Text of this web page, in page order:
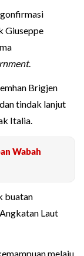
Giuseppe
.
Brigjen
tindak lanjut
Italia.
Wabah
buatan
Laut
melaju